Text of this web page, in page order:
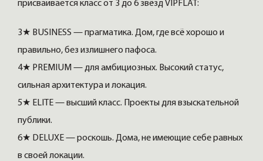
присваивается класс от 3 до 6 звёзд VIPFLAT:
3★ BUSINESS — прагматика. Дом, где всё хорошо и
правильно, без излишнего пафоса.
4★ PREMIUM — для амбициозных. Высокий статус,
сильная архитектура и локация.
5★ ELITE — высший класс. Проекты для взыскательной
публики.
6★ DELUXE — роскошь. Дома, не имеющие себе равных
в своей локации.